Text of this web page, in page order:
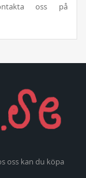
oss på
oss kan du köpa